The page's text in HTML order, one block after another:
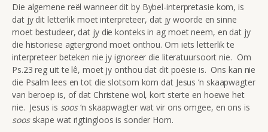
Die algemene reël wanneer dit by Bybel-interpretasie kom, is
dat jy dit letterlik moet interpreteer, dat jy woorde en sinne
moet bestudeer, dat jy die konteks in ag moet neem, en dat jy
die historiese agtergrond moet onthou. Om iets letterlik te
interpreteer beteken nie jy ignoreer die literatuursoort nie. Om
Ps.23 reg uit te lê, moet jy onthou dat dit poësie is. Ons kan nie
die Psalm lees en tot die slotsom kom dat Jesus ‘n skaapwagter
van beroep is, of dat Christene wol, kort sterte en hoewe het
nie. Jesus is soos‘n skaapwagter wat vir ons omgee, en ons is
soos skape wat rigtingloos is sonder Hom.